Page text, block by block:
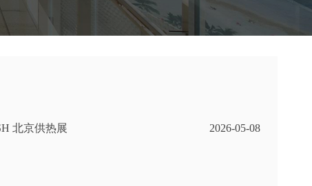
北京供热展 2026-05-08